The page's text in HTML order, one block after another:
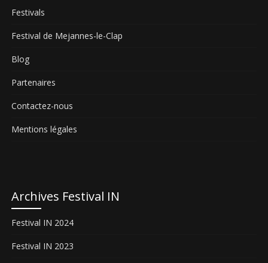
Festivals
Festival de Mejannes-le-Clap
Blog
Partenaires
Contactez-nous
Mentions légales
Archives Festival IN
Festival IN 2024
Festival IN 2023